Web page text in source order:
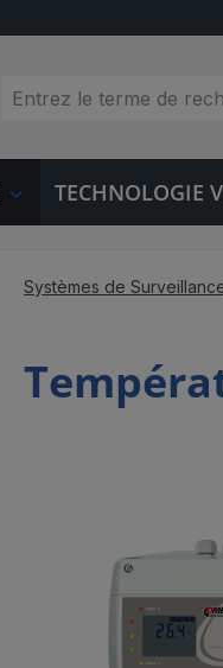
TECHNOLOGIE
Systèmes de